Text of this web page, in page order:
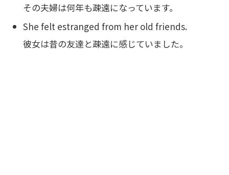
その夫婦は何年も疎遠になっています。
She felt estranged from her old friends.
彼女は昔の友達と疎遠に感じていました。